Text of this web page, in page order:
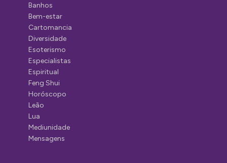
Banhos
Bem-estar
Cartomancia
Diversidade
Esoterismo
Especialistas
Espiritual
Feng Shui
Horóscopo
Leão
Lua
Mediunidade
Mensagens